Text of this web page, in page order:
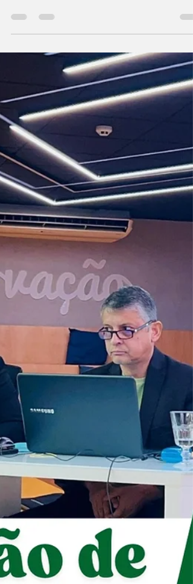
20 de abr. de 2025
FELIZ PÁSCOA
Que a lembrança da ressurreição de Cristo
Jesus renove em cada um de nós os mais
elevados sentimentos de fé, amor, perdão,
reconciliação...